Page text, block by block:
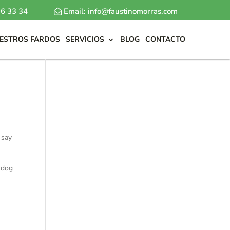
33 34 Email: info@faustinomorras.com
FARDOS SERVICIOS BLOG CONTACTO